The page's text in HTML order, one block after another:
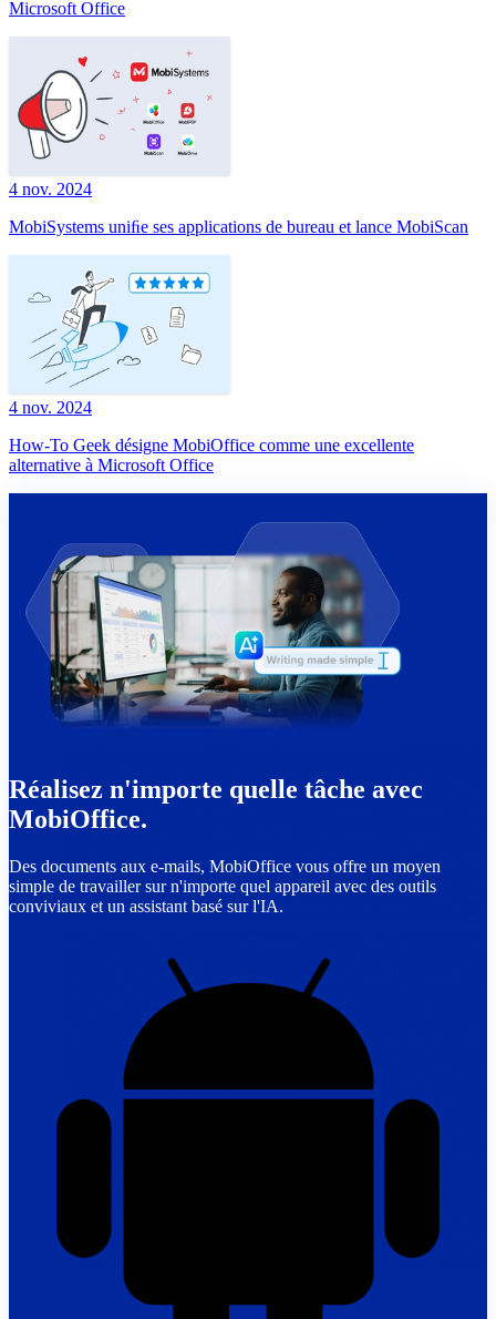
Microsoft Office
4 nov. 2024
MobiSystems uniﬁe ses applications de bureau et lance MobiScan
4 nov. 2024
How-To Geek désigne MobiOffice comme une excellente
alternative à Microsoft Office
Réalisez n'importe quelle tâche avec
MobiOffice.
Des documents aux e-mails, MobiOffice vous offre un moyen
simple de travailler sur n'importe quel appareil avec des outils
conviviaux et un assistant basé sur l'IA.